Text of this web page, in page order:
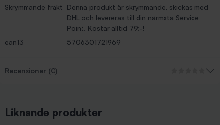
Skrymmande frakt Denna produkt är skrymmande, skickas med
DHL och levereras till din närmsta Service
Point. Kostar alltid 79:-!
ean13
5706301721969
Recensioner (0)
Liknande produkter